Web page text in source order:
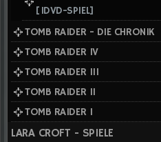
[IDVD-SPIEL]
TOMB RAIDER - DIE CHRONIK
TOMB RAIDER IV
TOMB RAIDER III
TOMB RAIDER II
TOMB RAIDER I
LARA CROFT - SPIELE